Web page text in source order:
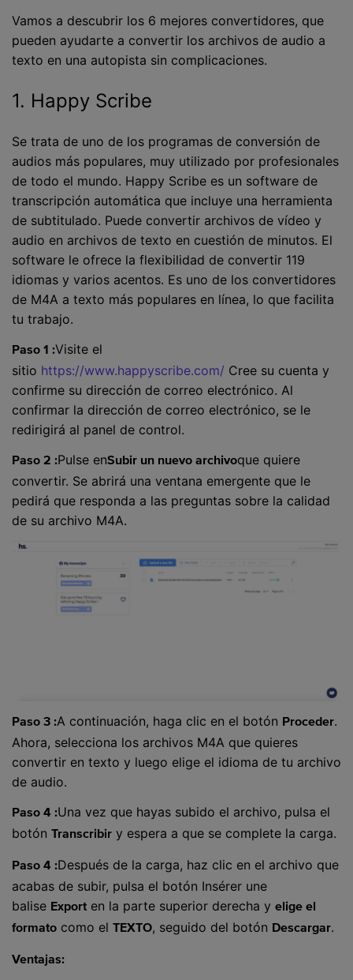
Vamos a descubrir los 6 mejores convertidores, que
pueden ayudarte a convertir los archivos de audio a
texto en una autopista sin complicaciones.
1. Happy Scribe
Se trata de uno de los programas de conversión de
audios más populares, muy utilizado por profesionales
de todo el mundo. Happy Scribe es un software de
transcripción automática que incluye una herramienta
de subtitulado. Puede convertir archivos de vídeo y
audio en archivos de texto en cuestión de minutos. El
software le ofrece la flexibilidad de convertir 119
idiomas y varios acentos. Es uno de los convertidores
de M4A a texto más populares en línea, lo que facilita
tu trabajo.
Paso 1 :Visite el
sitio https://www.happyscribe.com/ Cree su cuenta y
confirme su dirección de correo electrónico. Al
confirmar la dirección de correo electrónico, se le
redirigirá al panel de control.
Paso 2 :Pulse enSubir un nuevo archivoque quiere
convertir. Se abrirá una ventana emergente que le
pedirá que responda a las preguntas sobre la calidad
de su archivo M4A.
Paso 3 :A continuación, haga clic en el botón Proceder.
Ahora, selecciona los archivos M4A que quieres
convertir en texto y luego elige el idioma de tu archivo
de audio.
Paso 4 :Una vez que hayas subido el archivo, pulsa el
botón Transcribir y espera a que se complete la carga.
Paso 4 :Después de la carga, haz clic en el archivo que
acabas de subir, pulsa el botón Insérer une
balise Export en la parte superior derecha y elige el
formato como el TEXTO, seguido del botón Descargar.
Ventajas: